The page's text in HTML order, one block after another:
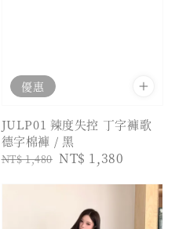
優惠
JULP01 辣度失控 丁字褲歌
德字棉褲 / 黑
Regular
NT$ 1,480 Sale
NT$ 1,380